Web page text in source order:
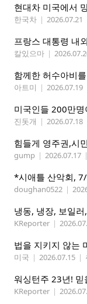
현대차 미국에서
한국차 | 2026.07.21
프랑스 대통령 내
칼있으마 |
함께한 허수아비를
아트미 | 2026.07.19
미국인들 200만
진돗개 | 2026.07.18
힘들게 영주권,시
gump | 2026.07.17 |
doughan0522 |
냉동, 냉장, 보일
KReporter |
법을 지키지 않는
미국 | 2026.07.15 |
워싱턴주 23년! 믿
KReporter |